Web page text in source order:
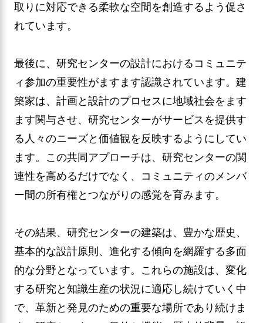
取りに対応できる柔軟な空間を創造するよう促さ
れています。
最後に、研究センターの設計におけるコミュニテ
ィ参加の重要性がますます認識されています。建
築家は、計画と設計のプロセスに地域社会をます
ます関与させ、研究センターがサービスを提供す
る人々のニーズと価値観を反映するようにしてい
ます。この共同アプローチは、研究センターの関
連性を高めるだけでなく、コミュニティのメンバ
ー間の所有権とつながりの感覚を育みます。
その結果、研究センターの建築は、豊かな歴史、
基本的な設計原則、進化する傾向を網羅する多面
的な分野となっています。これらの施設は、変化
する研究と知識生産の状況に適応し続けていく中
で、革新と発見のための重要な場所であり続けま